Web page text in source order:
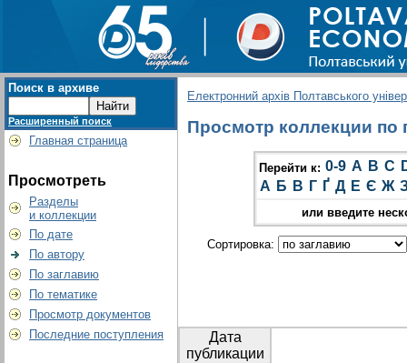
Поиск в архиве
Расширенный поиск
Главная страница
Просмотреть
Разделы
и коллекции
По дате
По автору
По заглавию
По тематике
Просмотр документов
Последние поступления
Електронний архів Полтавського
Просмотр коллекции по
Перейти к: 0-9 A B C
А Б В Г Ґ Д Е Є Ж
или введите
Сортировка:
Дата
публикации